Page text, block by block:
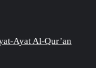
Ayat Al-Qur’an